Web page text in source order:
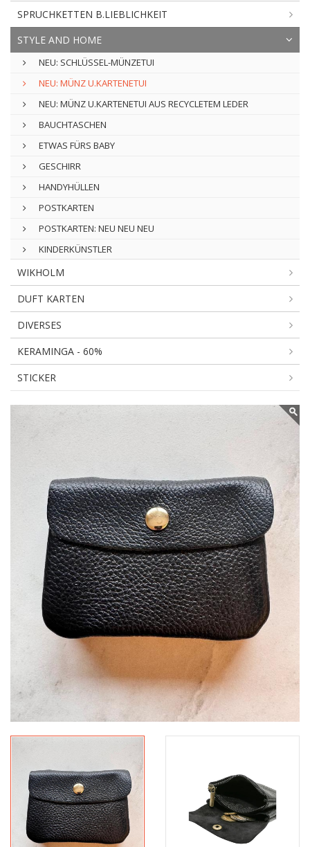
SPRUCHKETTEN B.LIEBLICHKEIT
STYLE AND HOME
NEU: SCHLÜSSEL-MÜNZETUI
NEU: MÜNZ U.KARTENETUI
NEU: MÜNZ U.KARTENETUI AUS RECYCLETEM LEDER
BAUCHTASCHEN
ETWAS FÜRS BABY
GESCHIRR
HANDYHÜLLEN
POSTKARTEN
POSTKARTEN: NEU NEU NEU
KINDERKÜNSTLER
WIKHOLM
DUFT KARTEN
DIVERSES
KERAMINGA - 60%
STICKER